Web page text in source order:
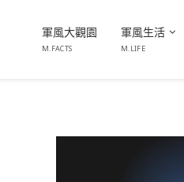
軍風大觀園
M.FACTS
軍風生活
M.LIFE